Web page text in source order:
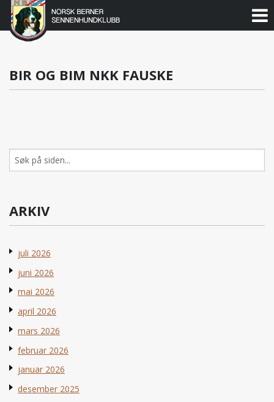
Gå
Norsk
Berner
Sennenhundklubb
BIR OG BIM NKK FAUSKE
Søk
etter:
ARKIV
juli 2026
juni 2026
mai 2026
april 2026
mars 2026
februar 2026
januar 2026
desember 2025